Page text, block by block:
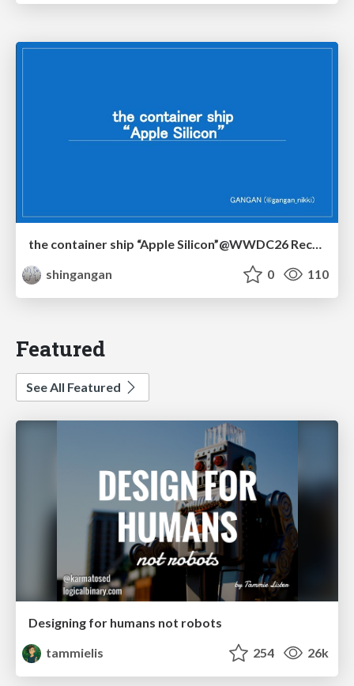
the container ship “Apple Silicon”@WWDC26 Recap -Japan-\(region).swift
shingangan
0 110
Featured
See All Featured
Designing for humans not robots
tammielis
254 26k